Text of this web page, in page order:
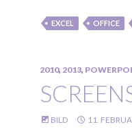
EXCEL OFFICE
2010, 2013,
BILD 11.